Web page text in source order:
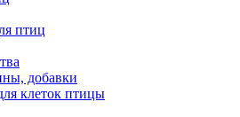
птиц
добавки
клеток птицы